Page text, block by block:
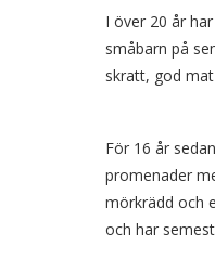
I över 20 år
småbarn på
skratt, god
För 16 år
promenader
mörkrädd och
och har